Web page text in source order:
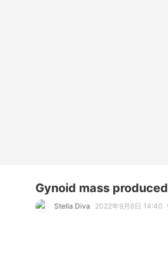
Gynoid mass produced
Stella Diva 2022年9月6日 14:40